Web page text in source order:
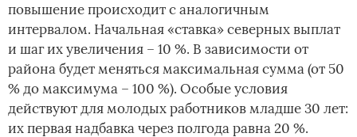
повышение происходит с аналогичным
интервалом. Начальная «ставка» северных выплат
и шаг их увеличения – 10 %. В зависимости от
района будет меняться максимальная сумма (от 50
% до максимума – 100 %). Особые условия
действуют для молодых работников младше 30 лет:
их первая надбавка через полгода равна 20 %.